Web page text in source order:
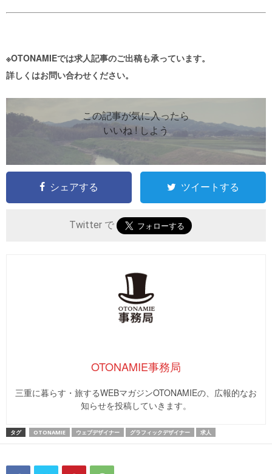
※OTONAMIEでは求人記事のご出稿も承っています。
詳しくはお問い合わせください。
この記事が気に入ったら
いいね ! しよう
シェアする ツイートする
Twitter で
OTONAMIE事務局
三重に暮らす・旅するWEBマガジンOTONAMIEの、広報的なお
知らせを投稿していきます。
タグ OTONAMIE ウェブデザイナー グラフィックデザイナー 求人